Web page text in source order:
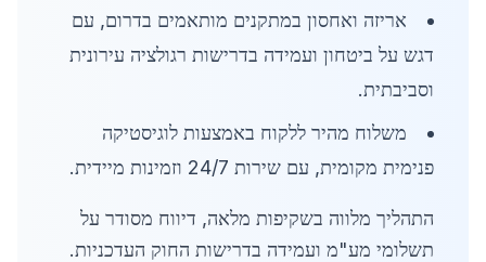
אריזה ואחסון במתקנים מותאמים בדרום, עם
דגש על ביטחון ועמידה בדרישות רגולציה עירונית
וסביבתית.
משלוח מהיר ללקוח באמצעות לוגיסטיקה
פנימית מקומית, עם שירות 24/7 וזמינות מיידית.
התהליך מלווה בשקיפות מלאה, דיווח מסודר על
תשלומי מע"מ ועמידה בדרישות החוק העדכניות.